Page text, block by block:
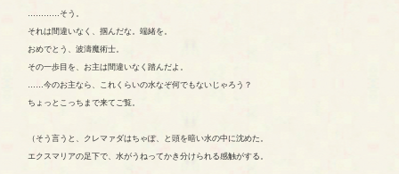
…………そう。
それは間違いなく、掴んだな。端緒を。
おめでとう、波濤魔術士。
その一歩目を、お主は間違いなく踏んだよ。
……今のお主なら、これくらいの水なぞ何でもないじゃろう？
ちょっとこっちまで来てご覧。
（そう言うと、クレマァダはちゃぽ、と頭を暗い水の中に沈めた。
エクスマリアの足下で、水がうねってかき分けられる感触がする。